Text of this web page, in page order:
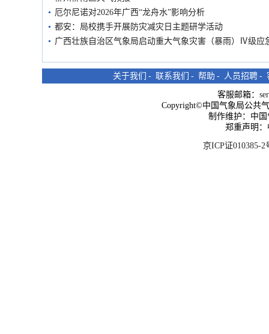
厄尔尼诺对2026年广西“龙舟水”影响分析
都安：局校携手开展防灾减灾日主题研学活动
广西壮族自治区气象局启动重大气象灾害（暴雨）Ⅳ级应
关于我们 - 联系我们 - 帮助 - 人员招聘 -
客服邮箱：
Copyright©中国气象局公共
制作维护：中
郑重声明
京ICP证010385-2